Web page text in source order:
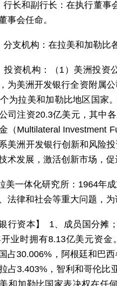
行长和副行长：在执行董事
事会任命。
分支机构：在拉美和加勒比
投资机构：（1）美洲投资
为美洲开发银行全资附属
为拉美和加勒比地区国家
司注资20.3亿美元，其中
（Multilateral Investment
美洲开发银行创新和风险
术发展，激活创新市场，促
美一体化研究所：1964年
法律和社会等重大问题，为
银行资本】 1、成员国分摊
业时拥有8.13亿美元资
占30.006%，阿根廷和巴
占3.403%，智利和哥伦比
和加勒比国家表决权在任